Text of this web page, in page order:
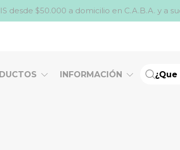
desde $50.000 a domicilio en C.A.B.A. y a
INFORMACIÓN